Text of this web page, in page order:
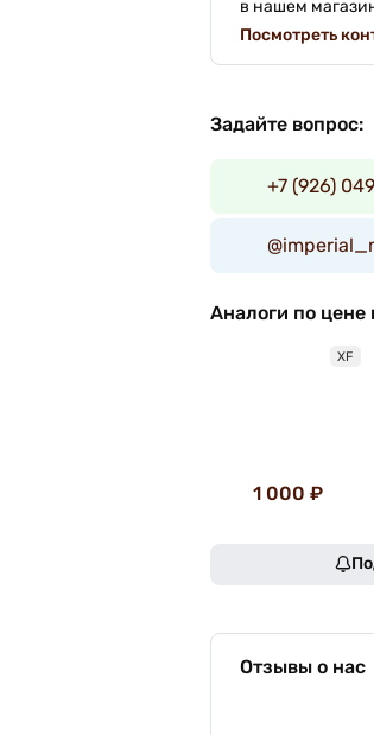
в нашем
Посмотреть
Задайте вопрос:
+7 (926)
Аналоги по цене
XF
1 000 ₽
Отзывы о нас